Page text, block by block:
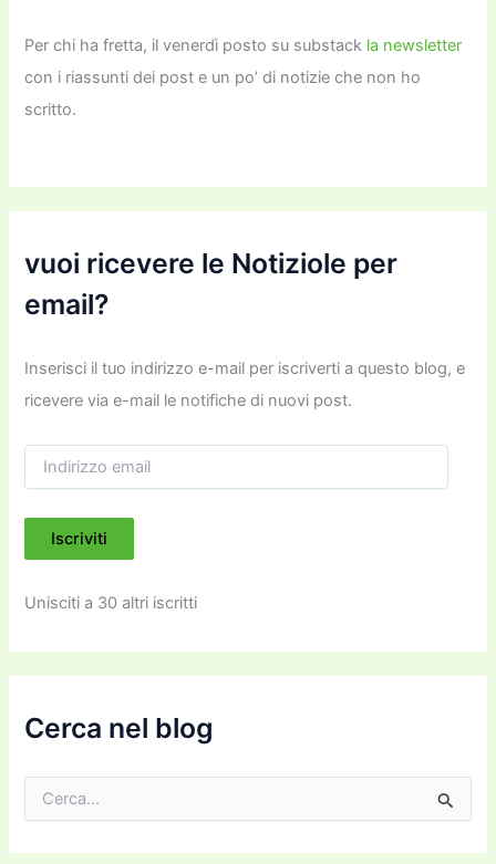
Per chi ha fretta, il venerdì posto su substack la newsletter
con i riassunti dei post e un po’ di notizie che non ho
scritto.
vuoi ricevere le Notiziole per
email?
Inserisci il tuo indirizzo e-mail per iscriverti a questo blog, e
ricevere via e-mail le notifiche di nuovi post.
i
i
z
e
m
i
Iscriviti
Unisciti a 30 altri iscritti
Cerca nel blog
c